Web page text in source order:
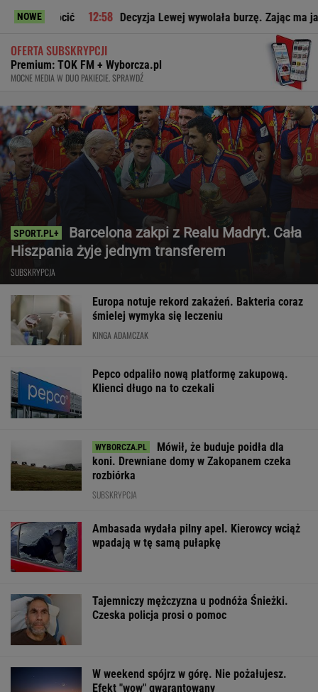
NOWEDecyzja Lewej wywolała burzę. Zając ma jasne zdanie o
OFERTA SUBSKRYPCJI
Premium: TOK FM + Wyborcza.pl
MOCNE MEDIA W DUO PAKIECIE. SPRAWDŹ
Barcelona zakpi z Realu Madryt. Cała
Hiszpania żyje jednym transferem
SUBSKRYPCJA
Europa notuje rekord zakażeń. Bakteria coraz
śmielej wymyka się leczeniu
KINGA ADAMCZAK
Pepco odpaliło nową platformę zakupową.
Klienci długo na to czekali
Mówił, że buduje poidła dla
koni. Drewniane domy w Zakopanem czeka
rozbiórka
SUBSKRYPCJA
Ambasada wydała pilny apel. Kierowcy wciąż
wpadają w tę samą pułapkę
Tajemniczy mężczyzna u podnóża Śnieżki.
Czeska policja prosi o pomoc
W weekend spójrz w górę. Nie pożałujesz.
Efekt "wow" gwarantowany